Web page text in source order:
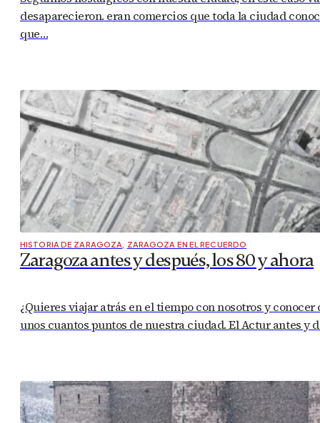
desaparecieron. eran comercios que toda la ciudad
que…
HISTORIA DE ZARAGOZA, ZARAGOZA EN EL RECUERDO
Zaragoza antes y después, los 80 y ahora
¿Quieres viajar atrás en el tiempo con nosotros y
unos cuantos puntos de nuestra ciudad. El Actur antes y